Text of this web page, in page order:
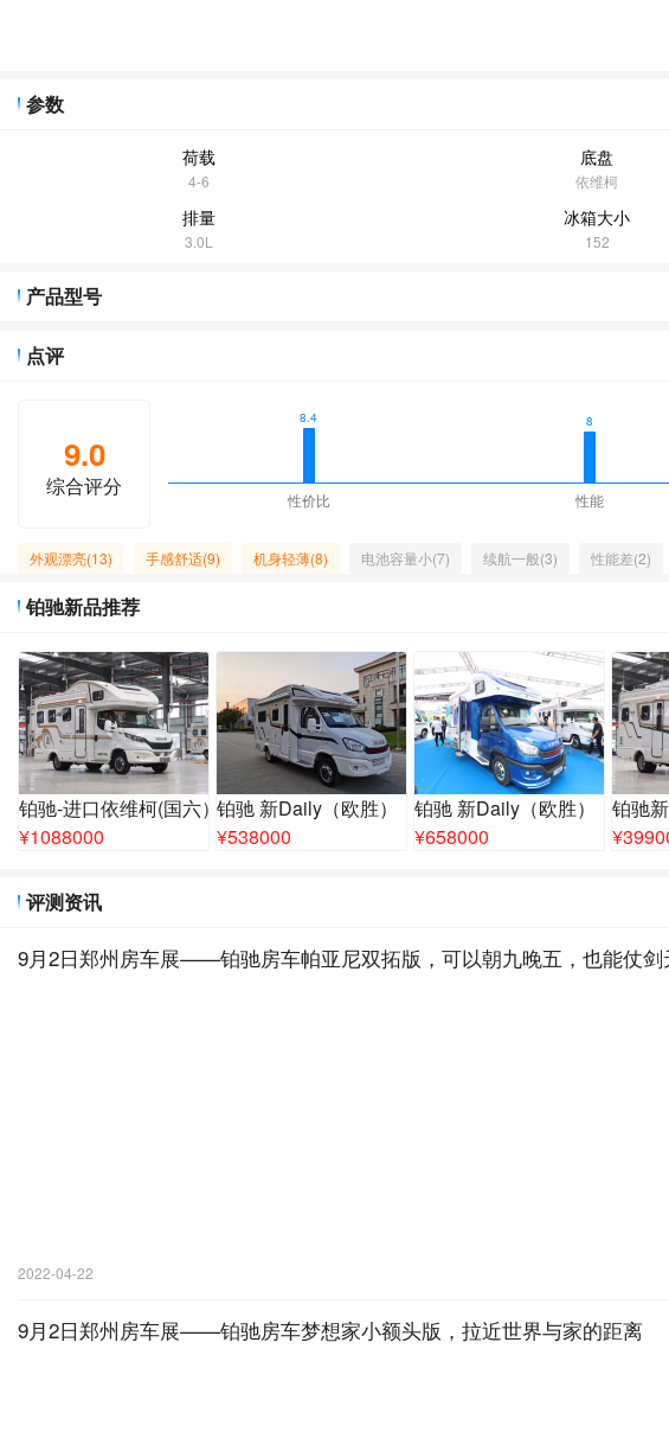
参数
荷载
4-6
底盘
依维柯
排量
3.0L
冰箱大小
152
产品型号
点评
9.0
综合评分
8.4
性价比
8
性能
外观漂亮(13) 手感舒适(9) 机身轻薄(8) 电池容量小(7) 续航一般(3) 性能差(2)
铂驰新品推荐
铂驰-进口依维柯(国六）
¥1088000
铂驰 新Daily（欧胜）
¥538000
铂驰 新Daily（欧胜）
¥658000
铂驰
¥
评测资讯
9月2日郑州房车展——铂驰房车帕亚尼双拓版，可以朝九晚五，也能仗剑
2022-04-22
9月2日郑州房车展——铂驰房车梦想家小额头版，拉近世界与家的距离